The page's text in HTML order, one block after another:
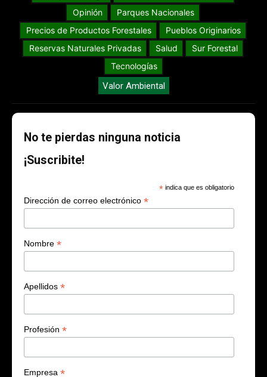
Opinión
Parques Nacionales
Precios de Productos Forestales
Pueblos Originarios
Reservas Naturales Privadas
Salud
Sur Forestal
Tecnologías
Valor Ambiental
No te pierdas ninguna noticia
¡Suscribite!
* indica que es obligatorio
Dirección de correo electrónico *
Nombre *
Apellidos *
Profesión *
Empresa *